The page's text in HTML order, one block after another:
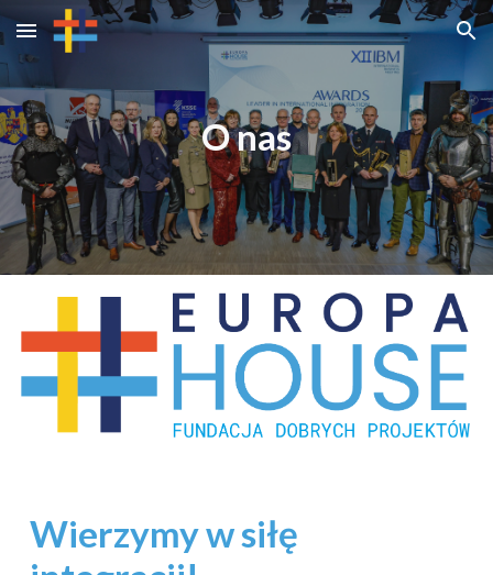
Skip to main content Skip to navigation
O nas
Wierzymy w siłę